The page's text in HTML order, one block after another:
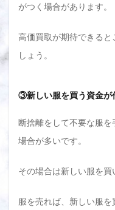
がつく場合があります。
高価買取が期待できる
しょう。
③新しい服を買う資金が
断捨離をして不要な服
場合が多いです。
その場合は新しい服を買
服を売れば、新しい服